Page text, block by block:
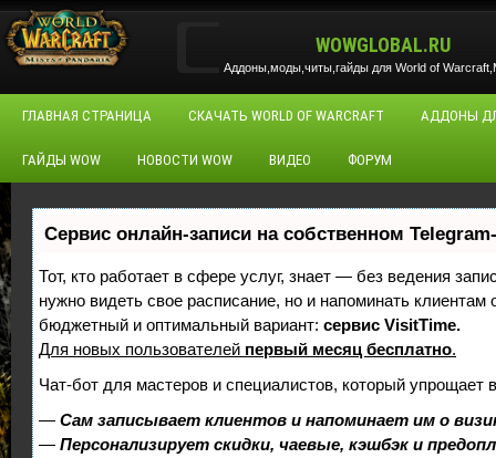
WOWGLOBAL.RU
Аддоны,моды,читы,гайды для World of
ГЛАВНАЯ СТРАНИЦА СКАЧАТЬ WORLD OF WARCRAFT АДДОНЫ
ГАЙДЫ WOW НОВОСТИ WOW ВИДЕО ФОРУМ
Сервис онлайн-записи на собственном
Тот, кто работает в сфере услуг, знает — без ведения
нужно видеть свое расписание, но и напоминать
бюджетный и оптимальный вариант: сервис VisitTime.
Для новых пользователей первый месяц бесплатно.
Чат-бот для мастеров и специалистов, который упрощает
— Сам записывает клиентов и напоминает им о
— Персонализирует скидки, чаевые, кэшбэк и